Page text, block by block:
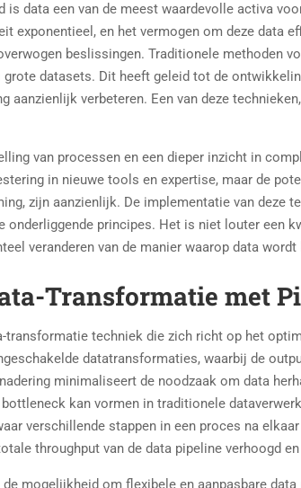
is data een van de meest waardevolle activa
exponentieel, en het vermogen om deze data
beslissingen. Traditionele methoden
datasets. Dit heeft geleid tot de
aanzienlijk verbeteren. Een van deze
van processen en een dieper inzicht in
in nieuwe tools en expertise, maar de
zijn aanzienlijk. De implementatie van deze
onderliggende principes. Het is niet louter een
veranderen van de manier waarop data wordt
Transformatie met
transformatie techniek die zich richt op het
datatransformaties, waarbij de
minimaliseert de noodzaak om data
kan vormen in traditionele
verschillende stappen in een proces na
throughput van de data pipeline verhoogd
mogelijkheid om flexibele en aanpasbare